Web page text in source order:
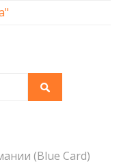
(Blue Card)